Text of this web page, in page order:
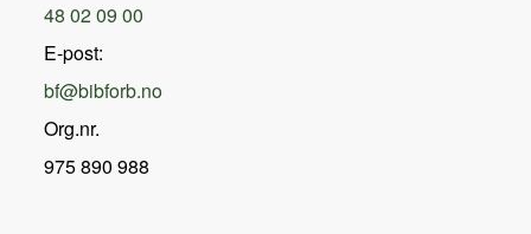
48 02 09 00
E-post:
bf@bibforb.no
Org.nr.
975 890 988